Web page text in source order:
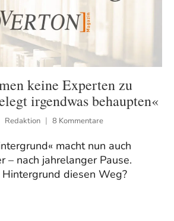
keine Experten zu
irgendwas behaupten«
Redaktion 8 Kommentare
macht nun auch
– nach jahrelanger Pause.
diesen Weg?